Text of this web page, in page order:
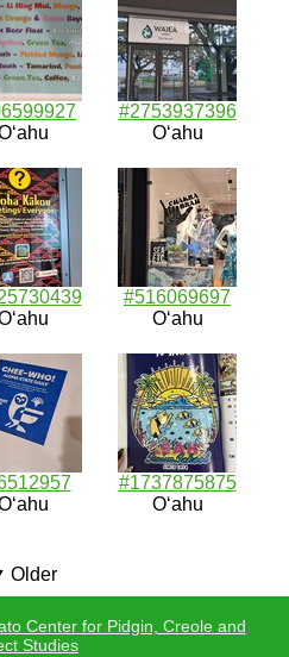
#2753937396
Oʻahu
#516069697
Oʻahu
#1737875875
Oʻahu
Older
Center for Pidgin, Creole and
Studies